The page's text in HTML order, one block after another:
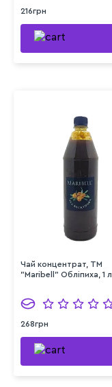
216грн
Чай концентрат, ТМ
"Maribell" Обліпиха, 1 л
268грн